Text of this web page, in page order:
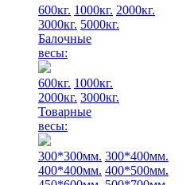
600кг. 1000кг. 2000кг.
3000кг. 5000кг.
Балочные
весы:
600кг. 1000кг.
2000кг. 3000кг.
Товарные
весы:
300*300мм. 300*400мм.
400*400мм. 400*500мм.